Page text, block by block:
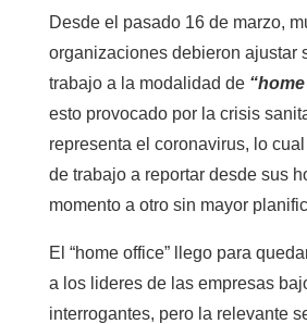
Desde el pasado 16 de marzo,
organizaciones debieron ajustar
trabajo a la modalidad de
esto provocado por la crisis
representa el coronavirus, lo
de trabajo a reportar desde sus
momento a otro sin mayor
El “home office” llego para
a los lideres de las empresas
interrogantes, pero la relevante